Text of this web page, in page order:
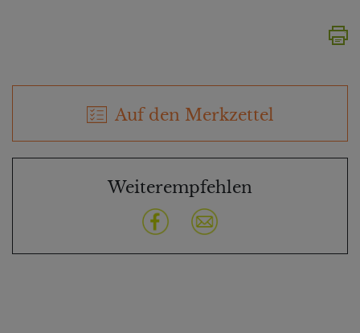
Auf den Merkzettel
Weiterempfehlen